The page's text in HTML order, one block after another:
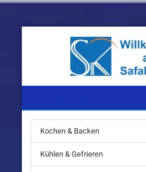
Kochen & Backen
Kühlen & Gefrieren